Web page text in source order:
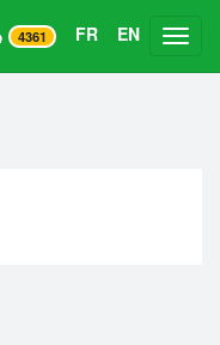
4361 FR EN